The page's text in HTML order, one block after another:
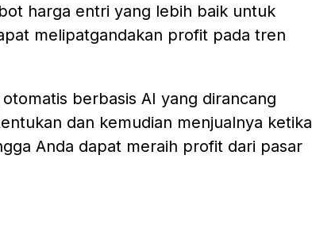
harga entri yang lebih baik untuk
melipatgandakan profit pada tren
berbasis AI yang dirancang
dan kemudian menjualnya ketika
Anda dapat meraih profit dari pasar